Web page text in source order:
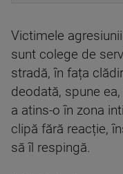
Victimele
sunt colege de
stradă, în fața
deodată, spune
a atins-o în zona
clipă fără reacție,
să îl respingă.